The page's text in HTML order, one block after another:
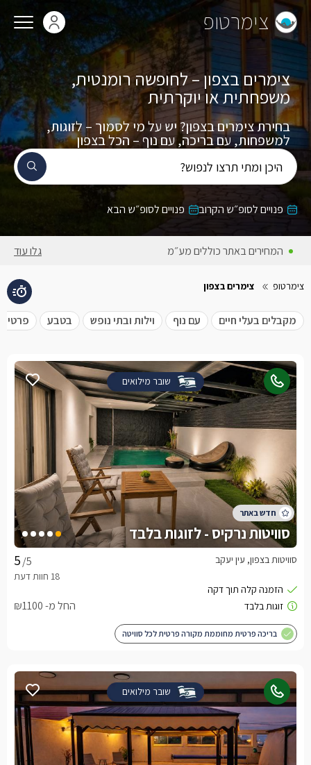
צימרטופ
היכן ומתי תרצו לנפוש?
צימרים בצפון – לחופשה רומנטית,
משפחתית או יוקרתית
בחירת צימרים בצפון? יש על מי לסמוך – לזוגות,
למשפחות, עם בריכה, עם נוף – הכל בצפון
פנויים לסופ״ש הקרוב פנויים לסופ״ש הבא
המחירים באתר כוללים מע״מ גלו עוד
צימרטופ צימרים בצפון
מקבלים בעלי חיים עם נוף וילות ובתי נופש בטבע
שובר מילואים
סוויטות נרקיס - לזוגות בלבד
/5 סוויטות בצפון, עין יעקב
החל מ- ₪1100
בריכה פרטית מחוממת מקורה פרטית לכל סוויטה
שובר מילואים